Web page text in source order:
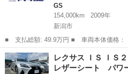
GS
154,000km
2009年
新潟市
■ 支払総額: 49.9万円 ■ 車両本体価格： 349,000 円 ■ メーカー
名： レクサス ■ 車種名： ＧＳ ■ グ
ｈ 純正ナビ カールソンホイール Ｅ
バックカメラ ...
新潟 新潟市 GS
レクサス ＩＳ ＩＳ
レザーシート パ